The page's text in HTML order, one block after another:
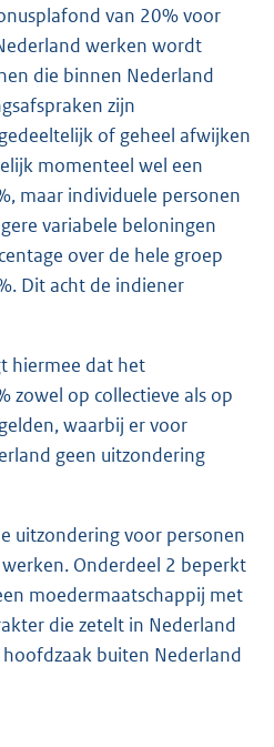
van 20% voor
werken wordt
die binnen Nederland
zijn
of geheel afwijken
momenteel wel een
maar individuele personen
variabele beloningen
over de hele groep
Dit acht de indiener
hiermee dat het
zowel op collectieve als op
waarbij er voor
geen uitzondering
uitzondering voor personen
Onderdeel 2 beperkt
moedermaatschappij met
die zetelt in Nederland
buiten Nederland